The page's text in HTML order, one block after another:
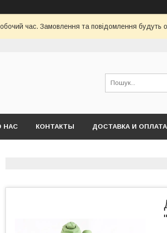
час. Замовлення та повідомлення будуть
НАС КОНТАКТЫ ДОСТАВКА И ОПЛАТА